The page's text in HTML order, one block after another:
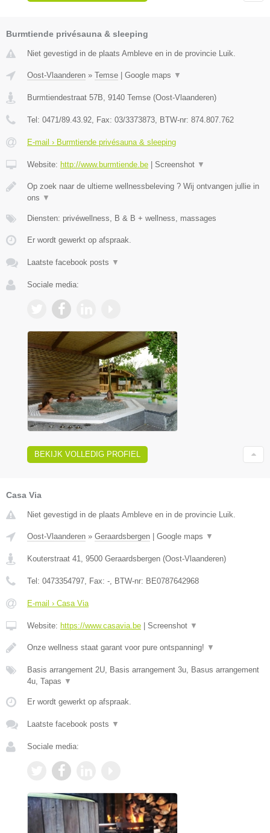
Burmtiende privésauna & sleeping
Niet gevestigd in de plaats Ambleve en in de provincie Luik.
Oost-Vlaanderen » Temse Google maps ▼
Burmtiendestraat 57B 9140 Temse (Oost-Vlaanderen)
Tel: 0471/89.43.92 , Fax: 03/3373873 , BTW-nr: 874.807.762
E-mail › Burmtiende privésauna & sleeping
Website: http://www.burmtiende.be Screenshot ▼
Op zoek naar de ultieme wellnessbeleving ? Wij ontvangen jullie in
ons ▼
Diensten: privéwellness, B & B + wellness, massages
Er wordt gewerkt op afspraak.
Laatste facebook posts ▼
Sociale media:
BEKIJK VOLLEDIG PROFIEL
Casa Via
Niet gevestigd in de plaats Ambleve en in de provincie Luik.
Oost-Vlaanderen » Geraardsbergen | Google maps ▼
Kouterstraat 41 9500 Geraardsbergen (Oost-Vlaanderen)
Tel: 0473354797 , Fax: - , BTW-nr: BE0787642968
E-mail › Casa Via
Website: https://www.casavia.be | Screenshot ▼
Onze wellness staat garant voor pure ontspanning! ▼
Basis arrangement 2U, Basis arrangement 3u, Basus arrangement
4u, Tapas ▼
Er wordt gewerkt op afspraak.
Laatste facebook posts ▼
Sociale media: